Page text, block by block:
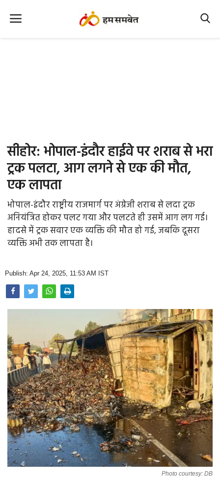
Office Office
Political Gossips
Farm & Food
Opinion
Photo Gallery
Home
सीहोर: भोपाल-इंदौर हाईवे पर शराब से भरा
ट्रक पलटा, आग लगने से एक की मौत,
एक लापता
भोपाल-इंदौर राष्ट्रीय राजमार्ग पर अंग्रेजी शराब से लदा ट्रक
अनियंत्रित होकर पलट गया और पलटते ही उसमें आग लग गई।
हादसे में ट्रक सवार एक व्यक्ति की मौत हो गई, जबकि दूसरा
व्यक्ति अभी तक लापता है।
Publish: Apr 24, 2025, 11:53 AM IST
Photo courtesy: DB